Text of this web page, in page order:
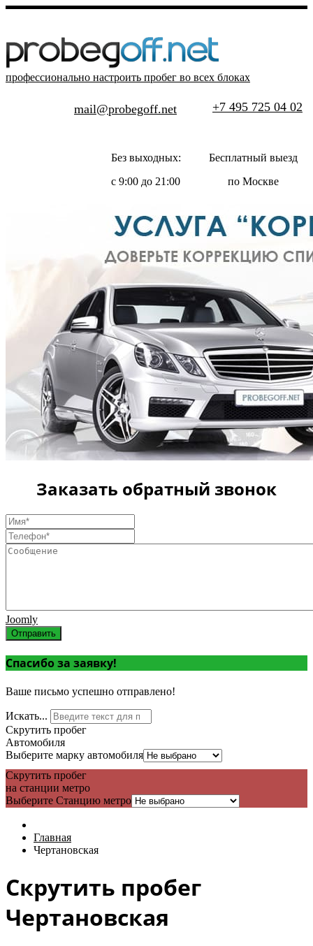
профессионально настроить пробег во всех блоках
+7 495 725 04 02
mail@probegoff.net
Бесплатный выезд
по Москве
Без выходных:
с 9:00 до 21:00
Заказать обратный звонок
Joomly
Отправить
Спасибо за заявку!
Ваше письмо успешно отправлено!
Искать...
Скрутить пробег
Автомобиля
Выберите марку автомобиля
Скрутить пробег
на станции метро
Выберите Станцию метро
Главная
Чертановская
Скрутить пробег
Чертановская